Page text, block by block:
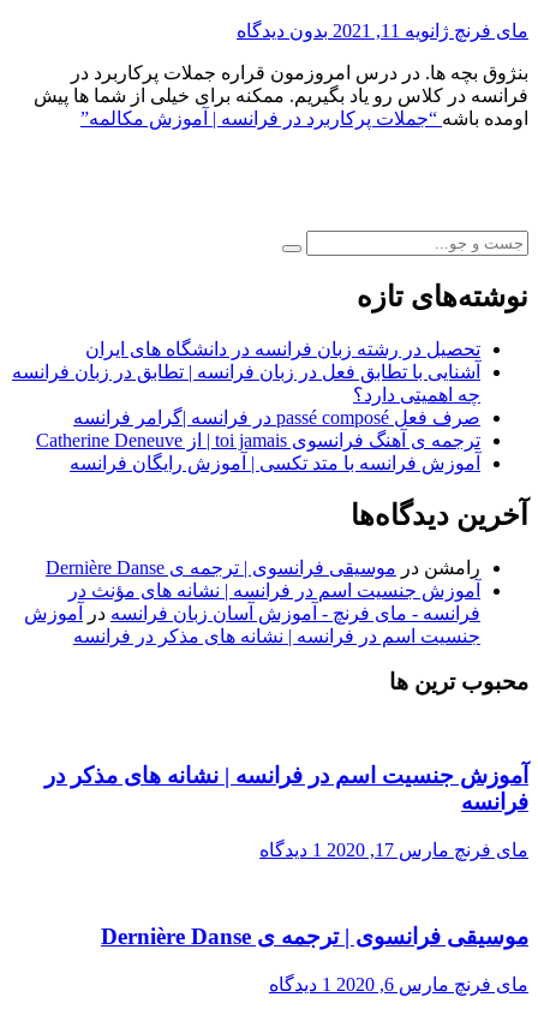
مای فرنچ ژانویه 11, 2021 بدون دیدگاه
بنژوق بچه ها. در درس امروزمون قراره جملات پرکاربرد در
فرانسه در کلاس رو یاد بگیریم. ممکنه برای خیلی از شما ها پیش
اومده باشه “جملات پرکاربرد در فرانسه | آموزش مکالمه”
نوشته‌های تازه
تحصیل در رشته زبان فرانسه در دانشگاه های ایران
آشنایی با تطابق فعل در زبان فرانسه | تطابق در زبان فرانسه
چه اهمیتی دارد؟
صرف فعل passé composé در فرانسه |گرامر فرانسه
ترجمه ی آهنگ فرانسوی toi jamais | از Catherine Deneuve
آموزش فرانسه با متد تکسی | آموزش رایگان فرانسه
آخرین دیدگاه‌ها
رامشن در موسیقی فرانسوی | ترجمه ی Dernière Danse
آموزش جنسیت اسم در فرانسه | نشانه های مؤنث در
فرانسه - مای فرنچ - آموزش آسان زبان فرانسه در
آموزش
جنسیت اسم در فرانسه | نشانه های مذکر در فرانسه
محبوب ترین ها
آموزش جنسیت اسم در فرانسه | نشانه های مذکر در
فرانسه
مای فرنچ مارس 17, 2020 1 دیدگاه
موسیقی فرانسوی | ترجمه ی Dernière Danse
مای فرنچ مارس 6, 2020 1 دیدگاه